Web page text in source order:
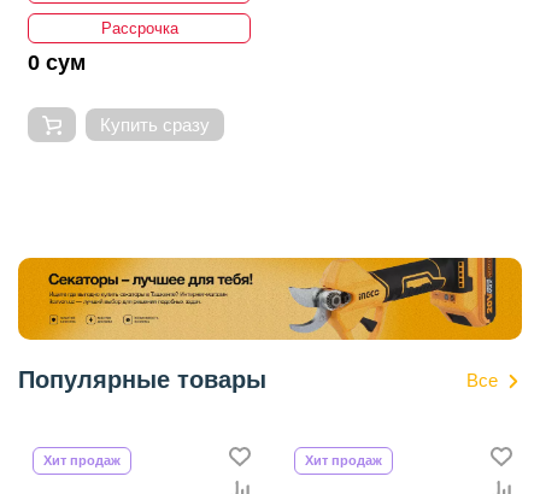
Рассрочка
0 сум
Купить сразу
Популярные товары Все
Хит продаж Хит продаж